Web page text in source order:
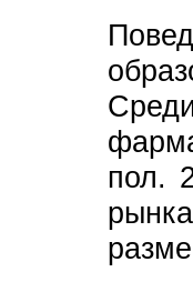
пол.